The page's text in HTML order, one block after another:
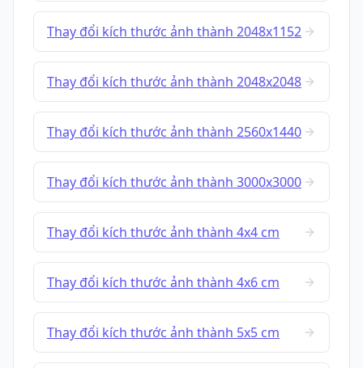
Thay đổi kích thước ảnh thành 2048x1152
Thay đổi kích thước ảnh thành 2048x2048
Thay đổi kích thước ảnh thành 2560x1440
Thay đổi kích thước ảnh thành 3000x3000
Thay đổi kích thước ảnh thành 4x4 cm
Thay đổi kích thước ảnh thành 4x6 cm
Thay đổi kích thước ảnh thành 5x5 cm